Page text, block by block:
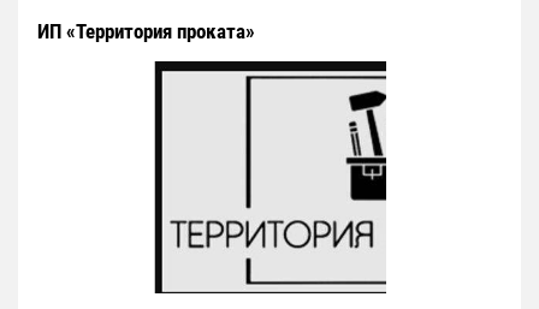
ИП «Территория проката»